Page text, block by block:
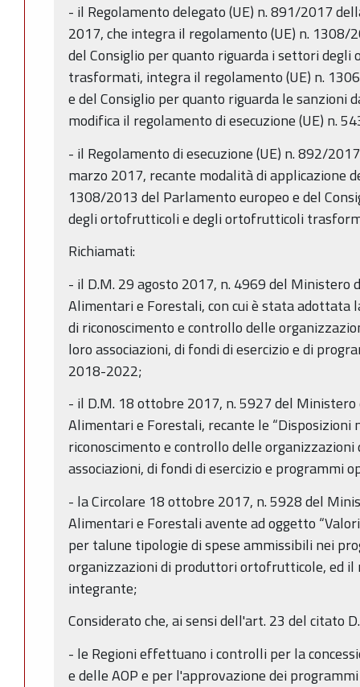
- il Regolamento delegato (UE) n. 891/2017
2017, che integra il regolamento (UE) n. 1308/
del Consiglio per quanto riguarda i settori
trasformati, integra il regolamento (UE) n.
e del Consiglio per quanto riguarda le sanzioni
modifica il regolamento di esecuzione (UE) n.
- il Regolamento di esecuzione (UE) n. 892/
marzo 2017, recante modalità di applicazione
1308/2013 del Parlamento europeo e del
degli ortofrutticoli e degli ortofrutticoli
Richiamati:
- il D.M. 29 agosto 2017, n. 4969 del Ministero
Alimentari e Forestali, con cui è stata adottata
di riconoscimento e controllo delle
loro associazioni, di fondi di esercizio e di
2018-2022;
- il D.M. 18 ottobre 2017, n. 5927 del
Alimentari e Forestali, recante le “Disposizioni
riconoscimento e controllo delle
associazioni, di fondi di esercizio e programmi
- la Circolare 18 ottobre 2017, n. 5928 del
Alimentari e Forestali avente ad oggetto
per talune tipologie di spese ammissibili nei
organizzazioni di produttori ortofrutticole, ed
integrante;
Considerato che, ai sensi dell'art. 23 del citato
- le Regioni effettuano i controlli per la
e delle AOP e per l'approvazione dei